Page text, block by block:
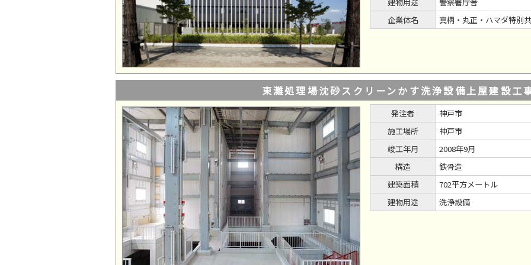
企業体名
真柄・丸正・ハマダ特別
東灘処理場沈砂スクリーンかす洗浄設備上屋建設工
発注者
神戸市
施工場所
神戸市
竣工年月
2008年9月
構造
鉄骨造
建築面積
702平方メートル
建物用途
洗浄設備